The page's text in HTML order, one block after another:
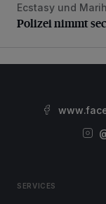
Polizei nimmt
Ecstasy und
Polizei nimmt
SERVICES